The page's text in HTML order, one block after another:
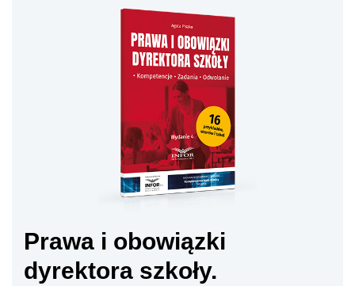
Prawa i obowiązki
dyrektora szkoły.